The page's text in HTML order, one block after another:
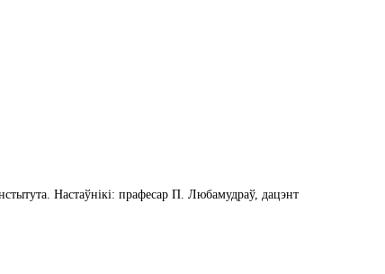
Настаўнікі: прафесар П. Любамудраў, дацэнт